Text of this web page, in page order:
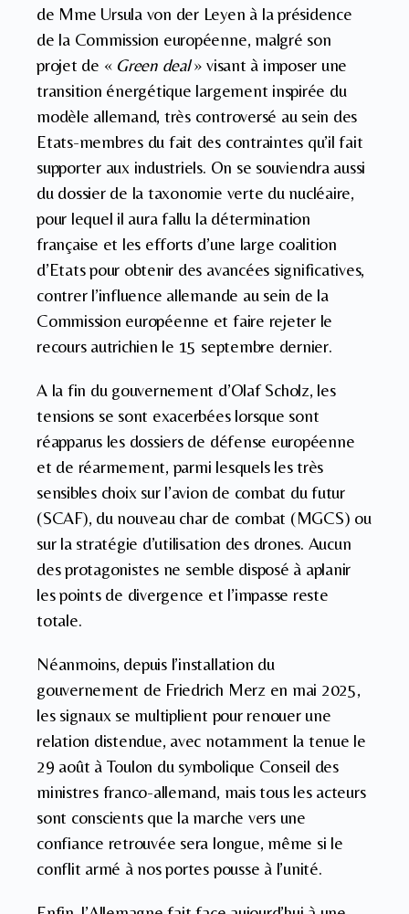
de Mme Ursula von der Leyen à la présidence
de la Commission européenne, malgré son
projet de « Green deal» visant à imposer une
transition énergétique largement inspirée du
modèle allemand, très controversé au sein des
Etats-membres du fait des contraintes qu’il fait
supporter aux industriels. On se souviendra aussi
du dossier de la taxonomie verte du nucléaire,
pour lequel il aura fallu la détermination
française et les efforts d’une large coalition
d’Etats pour obtenir des avancées significatives,
contrer l’influence allemande au sein de la
Commission européenne et faire rejeter le
recours autrichien le 15 septembre dernier.
A la fin du gouvernement d’Olaf Scholz, les
tensions se sont exacerbées lorsque sont
réapparus les dossiers de défense européenne
et de réarmement, parmi lesquels les très
sensibles choix sur l’avion de combat du futur
(SCAF), du nouveau char de combat (MGCS) ou
sur la stratégie d’utilisation des drones. Aucun
des protagonistes ne semble disposé à aplanir
les points de divergence et l’impasse reste
totale.
Néanmoins, depuis l’installation du
gouvernement de Friedrich Merz en mai 2025,
les signaux se multiplient pour renouer une
relation distendue, avec notamment la tenue le
29 août à Toulon du symbolique Conseil des
ministres franco-allemand, mais tous les acteurs
sont conscients que la marche vers une
confiance retrouvée sera longue, même si le
conflit armé à nos portes pousse à l’unité.